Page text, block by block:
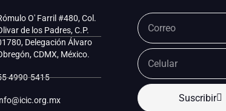
O' Farril #480, Col.
de los Padres, C.P.
Delegación Álvaro
CDMX, México.
4990-5415
Suscribir